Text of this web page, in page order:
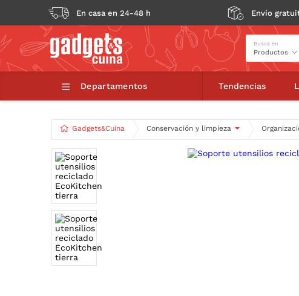
En casa en 24-48 h Envío
Busca en
Departamentos Tendencias
Gadgets&Cuina Conservación y limpieza